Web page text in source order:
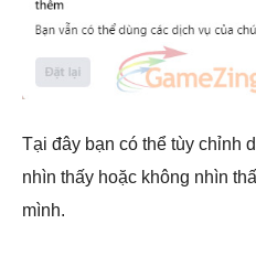
Tại đây bạn có thể tùy chỉnh
nhìn thấy hoặc không nhìn
mình.